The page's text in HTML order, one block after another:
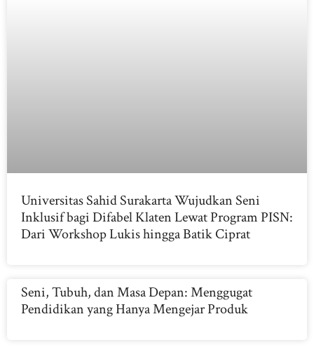
Universitas Sahid Surakarta Wujudkan Seni
Inklusif bagi Difabel Klaten Lewat Program PISN:
Dari Workshop Lukis hingga Batik Ciprat
Seni, Tubuh, dan Masa Depan: Menggugat
Pendidikan yang Hanya Mengejar Produk